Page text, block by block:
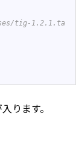
tig-1.2.1.ta
ります。